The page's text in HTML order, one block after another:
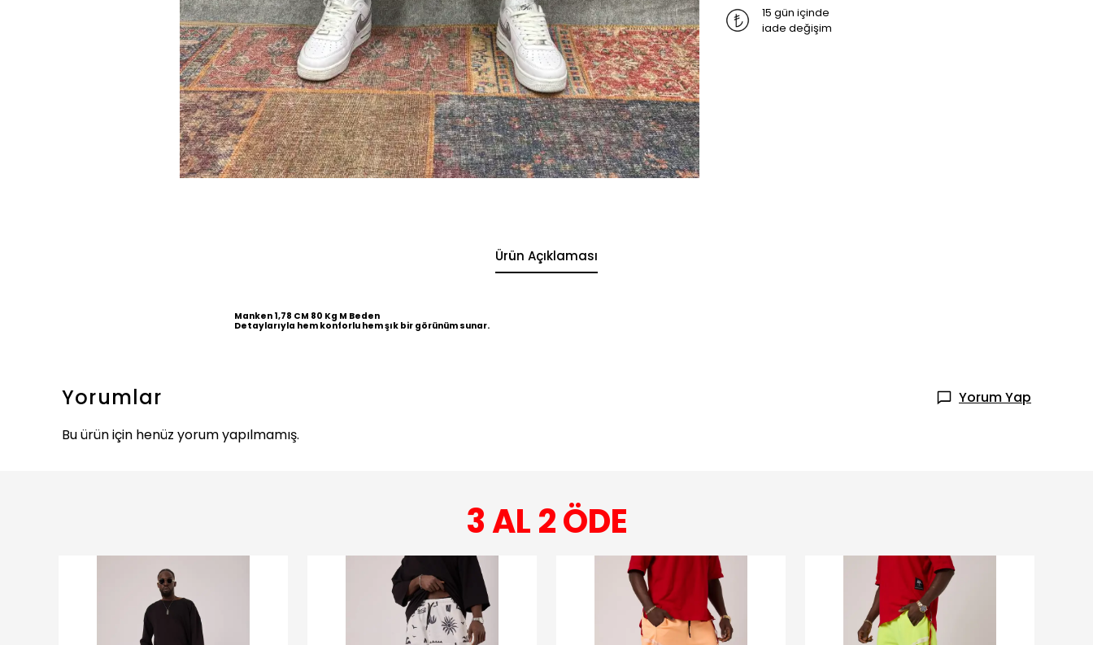
15 gün içinde
iade değişim
Ürün Açıklaması
Manken 1,78 CM 80 Kg M Beden
Detaylarıyla hem konforlu hem şık bir görünüm sunar.
Yorumlar
Yorum Yap
Bu ürün için henüz yorum yapılmamış.
3 AL 2 ÖDE